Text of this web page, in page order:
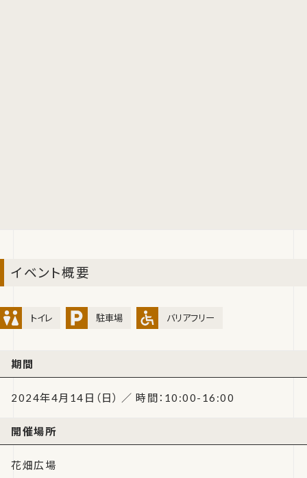
イベント概要
トイレ 駐車場 バリアフリー
期間
2024年4月14日（日） ／ 時間：10:00-16:00
開催場所
花畑広場